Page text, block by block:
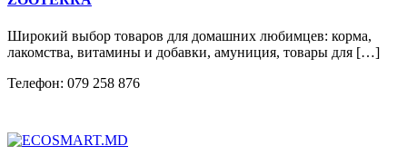
Широкий выбор товаров для домашних любимцев: корма,
лакомства, витамины и добавки, амуниция, товары для […]
Телефон: 079 258 876